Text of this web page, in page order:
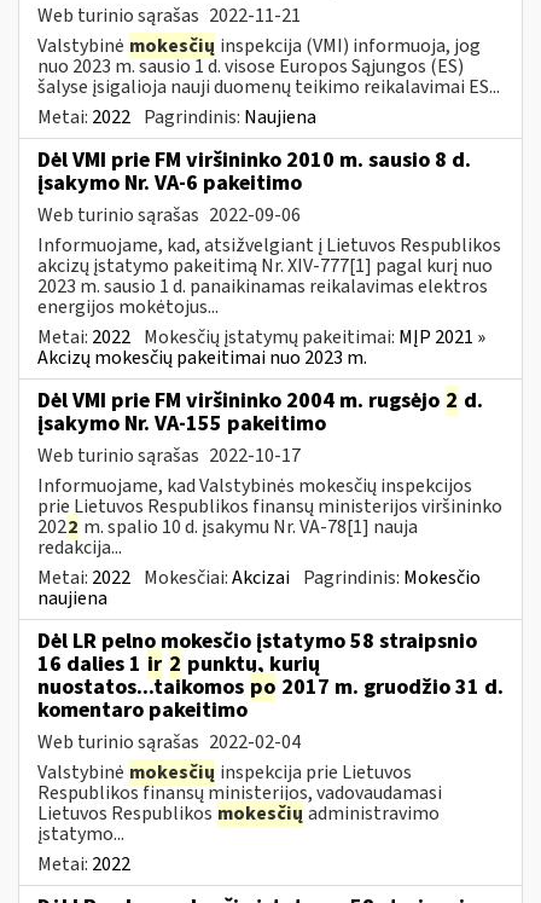
Web turinio sąrašas 2022-11-21
Valstybinė mokesčių inspekcija (VMI) informuoja, jog
nuo 2023 m. sausio 1 d. visose Europos Sąjungos (ES)
šalyse įsigalioja nauji duomenų teikimo reikalavimai ES...
Metai: 2022 Pagrindinis: Naujiena
Dėl VMI prie FM viršininko 2010 m. sausio 8 d.
įsakymo Nr. VA-6 pakeitimo
Web turinio sąrašas 2022-09-06
Informuojame, kad, atsižvelgiant į Lietuvos Respublikos
akcizų įstatymo pakeitimą Nr. XIV-777[1] pagal kurį nuo
2023 m. sausio 1 d. panaikinamas reikalavimas elektros
energijos mokėtojus...
Metai: 2022 Mokesčių įstatymų pakeitimai: MĮP 2021 »
Akcizų mokesčių pakeitimai nuo 2023 m.
Dėl VMI prie FM viršininko 2004 m. rugsėjo 2 d.
įsakymo Nr. VA-155 pakeitimo
Web turinio sąrašas 2022-10-17
Informuojame, kad Valstybinės mokesčių inspekcijos
prie Lietuvos Respublikos finansų ministerijos viršininko
2022 m. spalio 10 d. įsakymu Nr. VA-78[1] nauja
redakcija...
Metai: 2022 Mokesčiai:Akcizai Pagrindinis: Mokesčio
naujiena
Dėl LR pelno mokesčio įstatymo 58 straipsnio
16 dalies 1 ir 2 punktų, kurių
nuostatos...taikomos po 2017 m. gruodžio 31 d.
komentaro pakeitimo
Web turinio sąrašas 2022-02-04
Valstybinė mokesčių inspekcija prie Lietuvos
Respublikos finansų ministerijos, vadovaudamasi
Lietuvos Respublikos mokesčių administravimo
įstatymo...
Metai: 2022